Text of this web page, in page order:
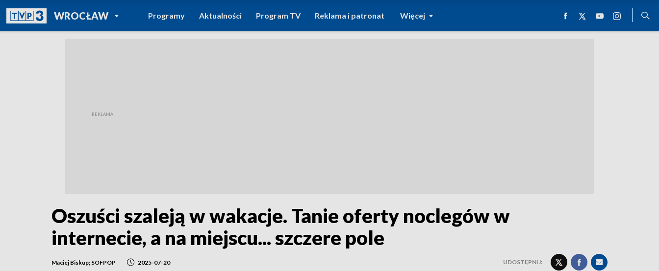
WROCŁAWPOWRÓT DO
TVP REGIONY
Programy Aktualności Program TV Reklama i patronat Więcej
Oszuści szaleją w wakacje. Tanie oferty noclegów w
internecie, a na miejscu... szczere pole
Maciej Biskup; SOFPOP 2025-07-20 UDOSTĘPNIJ: